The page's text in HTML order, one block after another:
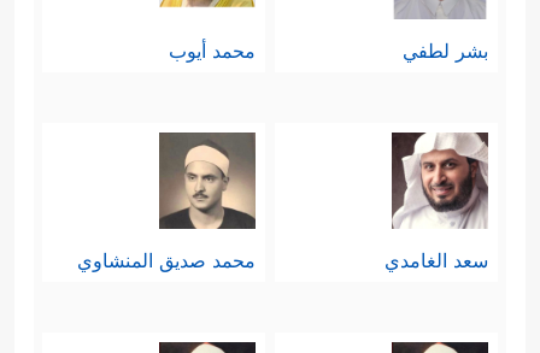
بشر لطفي محمد أيوب
سعد الغامدي محمد صديق المنشاوي